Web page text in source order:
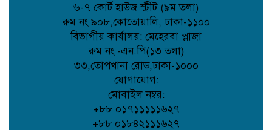
প্রযুক্তিনির্ভর পুলিশি সেবা আরও কার্যকর
করতে ডিজিটাল তথ্য ব্যবস্থাপনা সিস্টেম
পরিচালনা করতে বাড়িওয়ালা-
ভাড়াটিয়াদের সুবিধার্থে ডিএমপি’র
৩০ নভেম্বরের পর অকার্যকর হবে
পুরোনো বিআইএন, নতুন নম্বর নেওয়ার
নির্দেশ
শান্তিরক্ষা মিশনে স্পেশাল প্লাটুন পাঠাতে
৬-৭ কোর্ট হাউজ স্ট্রীট (৯ম তলা)
রুম নং ৯০৮,কোতোয়ালি, ঢাকা-১১০০
বিভাগীয় কার্যালয়: মেহেরবা প্লাজা
রুম নং -এন.পি(১৩ তলা)
৩৩,তোপখানা রোড,ঢাকা-১০০০
যোগাযোগ:
মোবাইল নম্বর:
+৮৮ ০১৭১১১১১৬২৭
+৮৮ ০১৮৪২১১১৬২৭